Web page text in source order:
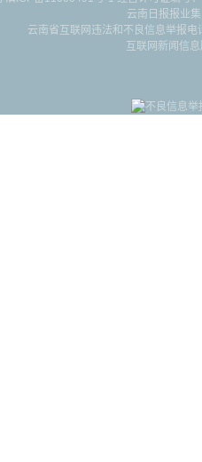
云南日报报业
云南省互联网违法和不良信息举报
互联网新闻信